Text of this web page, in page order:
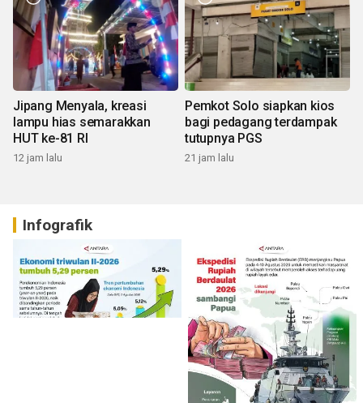
Jipang Menyala, kreasi
lampu hias semarakkan
HUT ke-81 RI
12 jam lalu
Pemkot Solo siapkan kios
bagi pedagang terdampak
tutupnya PGS
21 jam lalu
Infografik